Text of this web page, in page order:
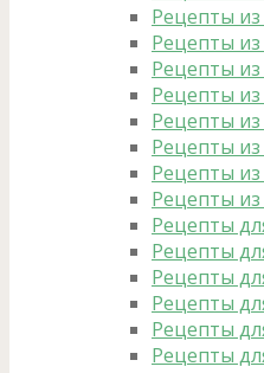
Рецепты
Рецепты
Рецепты из
Рецепты
Рецепты из
Рецепты
Рецепты из
Рецепты
Рецепты
Рецепты
Рецепты
Рецепты
Рецепты
Рецепты